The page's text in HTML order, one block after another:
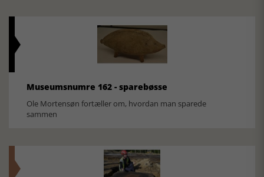
Museumsnumre 162 - sparebøsse
Ole Mortensøn fortæller om, hvordan man sparede
sammen